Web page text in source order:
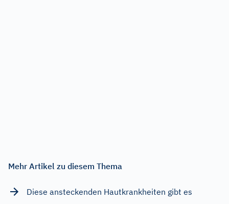
Mehr Artikel zu diesem Thema
Diese ansteckenden Hautkrankheiten gibt es